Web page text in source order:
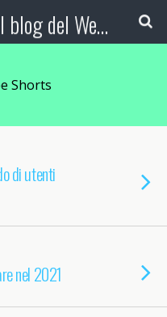
Booking Blog™ - Il blog del Web Marketing Turistico
Shorts
di utenti
nel 2021